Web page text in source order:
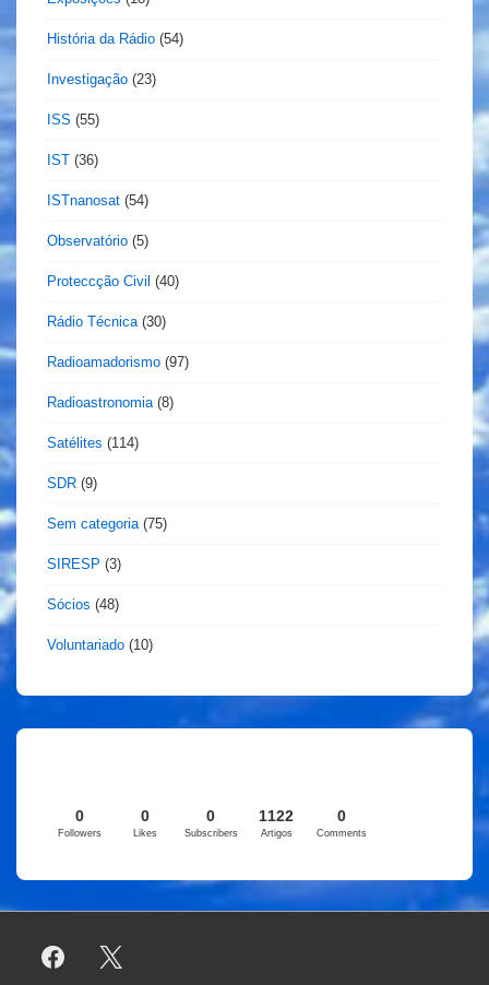
História da Rádio (54)
Investigação (23)
ISS (55)
IST (36)
ISTnanosat (54)
Observatório (5)
Proteccção Civil (40)
Rádio Técnica(30)
Radioamadorismo (97)
Radioastronomia(8)
Satélites (114)
SDR (9)
Sem categoria(75)
SIRESP (3)
Sócios (48)
Voluntariado (10)
0
Followers
0
Likes
0
Subscribers
1122
Artigos
0
Comments